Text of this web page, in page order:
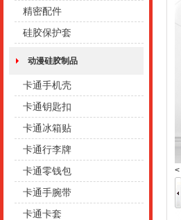
精密配件
硅胶保护套
动漫硅胶制品
卡通手机壳
卡通钥匙扣
卡通冰箱贴
卡通行李牌
卡通零钱包
卡通手腕带
卡通卡套
<